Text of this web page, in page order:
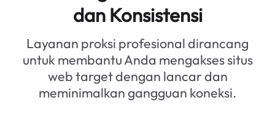
dan Konsistensi
Layanan proksi profesional dirancang
untuk membantu Anda mengakses situs
web target dengan lancar dan
meminimalkan gangguan koneksi.